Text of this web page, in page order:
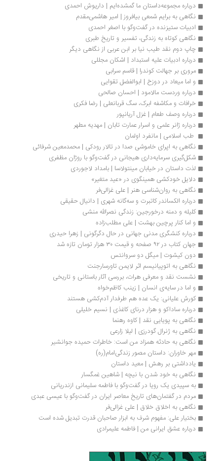
درباره مجموعه‌داستان ما گمشده‌ایم | داریوش احمدی
نگاهی به برایم شمعی بیافروز | امیر هاشمی‌مقدم
ادبیات ستیزنده در گفت‌وگو با اصغر احمدی
نگاهی کوتاه به زندگی، تفسیر و تاریخ طبری
چاپ دوم نقد طیب نیا بر ابن عربی از نگاهی دیگر
درباره ادبیات علیه استبداد | اشکان مجللی
مروری بر جهالت کوندرا | قاسم سرابی
و اما میعاد در دوزخ | ابوالفضل تقوایی
درباره وردست مالامود | احسان صالحی
خرافات و مکاشفه ابرک، سگ قربانعلی | رضا فکری
درباره وصف طعام | غزل آریانپور
درباره ژانر علمی و اسرار عمارت تابان | مهدیه مطهر
طب اسلامی | مانفرد اولمان
نگاهی به اپرای خاموشی صدا در تالار رودکی | محمدمعین شرفائی
شکل­‌گیری سرمایه‌داری هیجانی در گفت‌وگو با روژان مظفری
لذت داستان در خیابان مینتولاسا | بامداد لاجوردی
دلایل خودکشی همینگوی در «عید متغیر»
نگاهی به روان‌شناسی هنر | علی غزالی‌فر
درباره الکساندر کاتبرت و سه‌گانه‌ شهری | دانیال حقیقی
کلیله و دمنه درخورجین: زندگی نصرالله منشی
و اما کنار پرچین بهشت | علی مطلب‌زاده
درباره کنشگری مدنی جهانی در حال دگرگونی | زهرا حیدری
جهان کتاب در ۹۲ صفحه و قیمت ۳۰ هزار تومان تازه شد
دون کیشوت | میگل دو سروانتس
نگاهی به اتوپیانیسم اثر لایمن تاورسارجنت
نشست نقد و معرفی هرات، بررسی آثار باستانی و تاریخی
و اما در سایه‌ی انسان | زینب کاظم‌خواه
کورش علیانی: یک عده هم طرفدار آدم‌کشی هستند
درباره ساداکو و هزار درنای کاغذی | نسیم خلیلی
نگاهی به پویایی نقد | کاوه رهنما
نگاهی به ژنرال گودرزی | لیلا زارعی
نگاهی به حادثه همزاد من است: خاطرات حمیده جوانشیر
مهر خاوران: داستان مصور زندگی‌امام(ره)
یادداشتی بر رهش | معید داستان
نگاهی به خود شدن با نیچه | شاهین غمگسار
به سپیدی یک رویا در گفت‌وگو با فاطمه سلیمانی ازندریانی
مردم در گفتمان‌های تاریخ معاصر ایران در گفت‌وگو با عیسی عبدی
نگاهی به اخلاق خلاق | علی غزالی‌فر
بختیار علی: مفهوم شرف به ابزار صاحبان قدرت تبدیل شده است
درباره عشق ایرانی من | فاطمه علیمرادی